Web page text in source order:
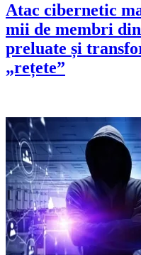
Atac cibernetic
mii de membri
preluate și
„rețete”